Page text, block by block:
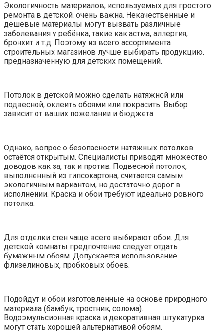
Экологичность материалов, используемых для простого
ремонта в детской, очень важна. Некачественные и
дешёвые материалы могут вызвать различные
заболевания у ребёнка, такие как астма, аллергия,
бронхит и т.д. Поэтому из всего ассортимента
строительных магазинов лучше выбирать продукцию,
предназначенную для детских помещений.
Потолок в детской можно сделать натяжной или
подвесной, оклеить обоями или покрасить. Выбор
зависит от ваших пожеланий и бюджета.
Однако, вопрос о безопасности натяжных потолков
остаётся открытым. Специалисты приводят множество
доводов как за, так и против. Подвесной потолок,
выполненный из гипсокартона, считается самым
экологичным вариантом, но достаточно дорог в
исполнении. Краска и обои требуют идеально ровного
потолка.
Для отделки стен чаще всего выбирают обои. Для
детской комнаты предпочтение следует отдать
бумажным обоям. Допускается использование
флизелиновых, пробковых обоев.
Подойдут и обои изготовленные на основе природного
материала (бамбук, тростник, солома).
Водоэмульсионная краска и декоративная штукатурка
могут стать хорошей альтернативой обоям.